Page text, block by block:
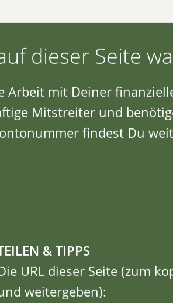
dieser Seite
Arbeit mit Deiner
Mitstreiter und
findest Du
& TIPPS
URL dieser Seite (zum
weitergeben):